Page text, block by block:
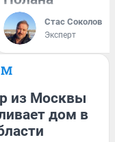
Стас Соколов
Эксперт
из Москвы
дом в